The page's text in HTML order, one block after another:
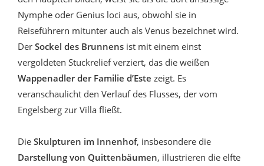
Nymphe oder Genius loci aus, obwohl sie in
Reiseführern mitunter auch als Venus bezeichnet wird.
Der Sockel des Brunnens ist mit einem einst
vergoldeten Stuckrelief verziert, das die weißen
Wappenadler der Familie d’Este zeigt. Es
veranschaulicht den Verlauf des Flusses, der vom
Engelsberg zur Villa fließt.
Die Skulpturen im Innenhof, insbesondere die
Darstellung von Quittenbäumen, illustrieren die elfte